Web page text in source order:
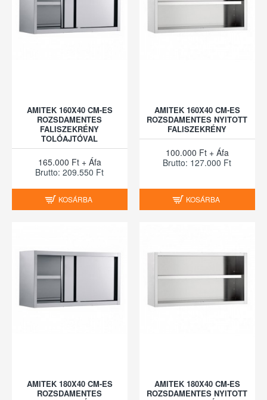
AMITEK 160X40 CM-ES
ROZSDAMENTES
FALISZEKRÉNY
TOLÓAJTÓVAL
165.000 Ft + Áfa
Brutto: 209.550 Ft
KOSÁRBA
AMITEK 160X40 CM-ES
ROZSDAMENTES NYITOTT
FALISZEKRÉNY
100.000 Ft + Áfa
Brutto: 127.000 Ft
KOSÁRBA
AMITEK 180X40 CM-ES
ROZSDAMENTES
AMITEK 180X40 CM-ES
ROZSDAMENTES NYITOTT